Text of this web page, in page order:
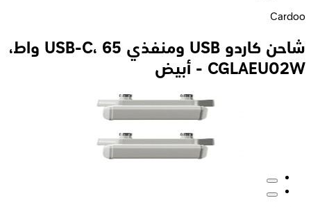
Cardoo
شاحن كاردو USB ومنفذي USB-C، 65 واط،
CGLAEU02W - أبيض